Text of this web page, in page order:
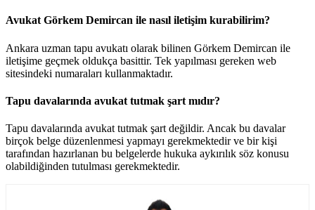
Avukat Görkem Demircan ile nasıl iletişim kurabilirim?
Ankara uzman tapu avukatı olarak bilinen Görkem Demircan ile
iletişime geçmek oldukça basittir. Tek yapılması gereken web
sitesindeki numaraları kullanmaktadır.
Tapu davalarında avukat tutmak şart mıdır?
Tapu davalarında avukat tutmak şart değildir. Ancak bu davalar
birçok belge düzenlenmesi yapmayı gerekmektedir ve bir kişi
tarafından hazırlanan bu belgelerde hukuka aykırılık söz konusu
olabildiğinden tutulması gerekmektedir.